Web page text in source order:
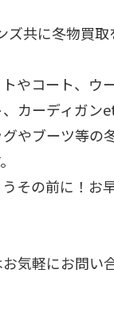
ズ共に冬物買
やコート、ウ
カーディガン
やブーツ等の
その前に！お
気軽にお問い